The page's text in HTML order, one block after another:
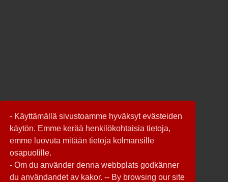
- Käyttämällä sivustoamme hyväksyt evästeiden
käytön. Emme kerää henkilökohtaisia tietoja,
emme luovuta mitään tietoja kolmansille
osapuolille.
- Om du använder denna webbplats godkänner
du användandet av kakor. -- By browsing our site